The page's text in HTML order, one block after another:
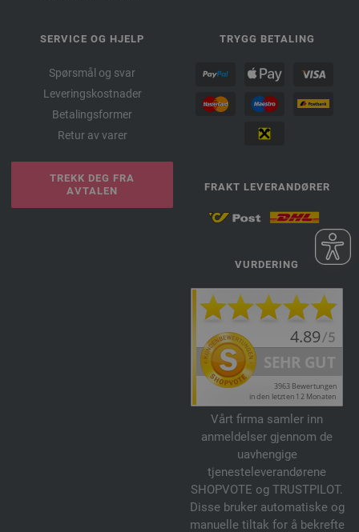
SERVICE OG HJELP
Spørsmål og svar
Leveringskostnader
Betalingsformer
Retur av varer
TREKK DEG FRA
AVTALEN
TRYGG BETALING
FRAKT LEVERANDØRER
VURDERING
Vårt firma samler inn
anmeldelser gjennom de
uavhengige
tjenesteleverandørene
SHOPVOTE og TRUSTPILOT.
Disse bruker automatiske og
manuelle tiltak for å bekrefte